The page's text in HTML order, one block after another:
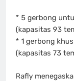
* 5 gerbong
(kapasitas 93
* 1 gerbong
(kapasitas 73
Rafly